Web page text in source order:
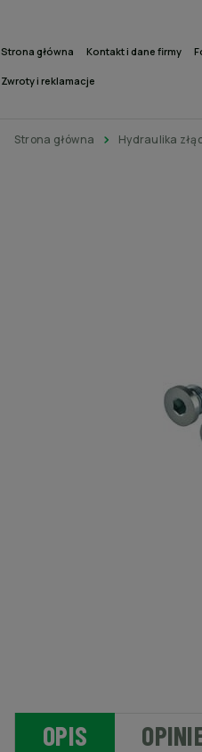
Strona główna Kontakt i dane firmy
Zwroty i reklamacje
Strona główna Hydraulika
OPIS